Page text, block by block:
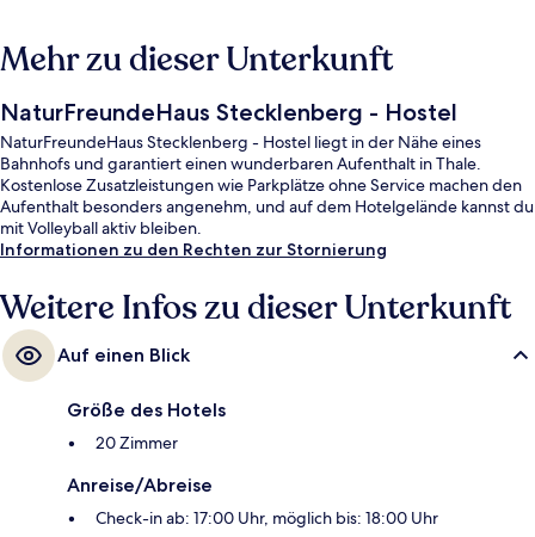
Mehr zu dieser Unterkunft
NaturFreundeHaus Stecklenberg - Hostel
NaturFreundeHaus Stecklenberg - Hostel liegt in der Nähe eines
Bahnhofs und garantiert einen wunderbaren Aufenthalt in Thale.
Kostenlose Zusatzleistungen wie Parkplätze ohne Service machen den
Aufenthalt besonders angenehm, und auf dem Hotelgelände kannst du
mit Volleyball aktiv bleiben.
Informationen zu den Rechten zur Stornierung
Weitere Infos zu dieser Unterkunft
Auf einen Blick
Größe des Hotels
20 Zimmer
Anreise/Abreise
Check-in ab: 17:00 Uhr, möglich bis: 18:00 Uhr